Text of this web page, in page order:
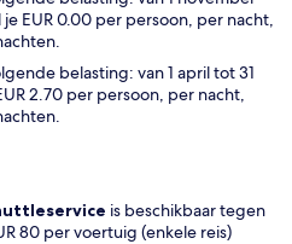
EUR 0.00 per persoon, per nacht,
belasting: van 1 april tot 31
2.70 per persoon, per nacht,
is beschikbaar tegen
80 per voertuig (enkele reis)